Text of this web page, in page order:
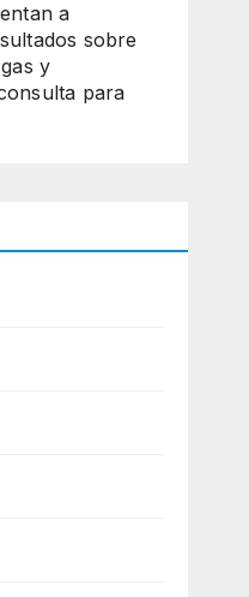
a
sobre
y
para